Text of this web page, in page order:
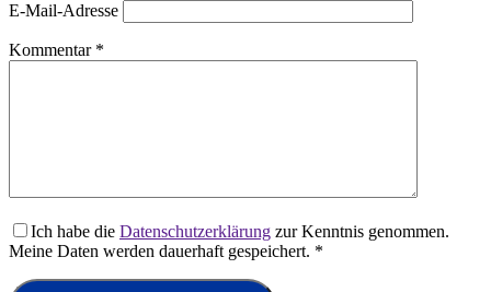
E-Mail-Adresse
Kommentar *
Ich habe die Datenschutzerklärung zur Kenntnis genommen.
Meine Daten werden dauerhaft gespeichert. *